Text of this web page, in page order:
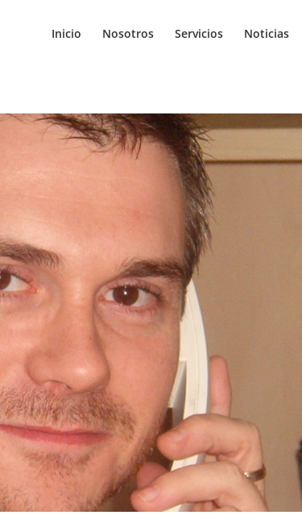
Inicio Nosotros Servicios Noticias